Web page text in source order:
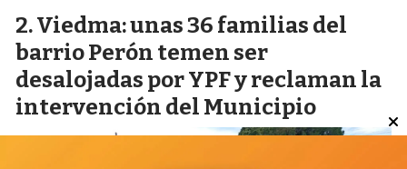
Viedma: unas 36 familias del
barrio Perón temen ser
desalojadas por YPF y reclaman la
intervención del Municipio